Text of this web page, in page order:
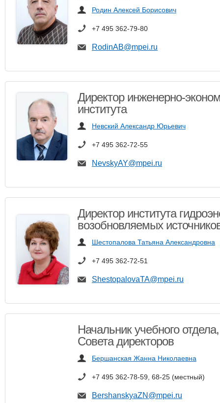
Родин Алексей Борисович
+7 495 362-79-80
RodinAB@mpei.ru
Директор инженерно-
института
Невский Александр Юрьевич
+7 495 362-72-55
NevskyAY@mpei.ru
Директор института
возобновляемых
Шестопалова Татьяна Александровна
+7 495 362-72-51
ShestopalovaTA@mpei.ru
Начальник учебного
Совета директоров
Бершанская Жанна Николаевна
+7 495 362-78-59, 68-25 (местный)
BershanskyaZN@mpei.ru​